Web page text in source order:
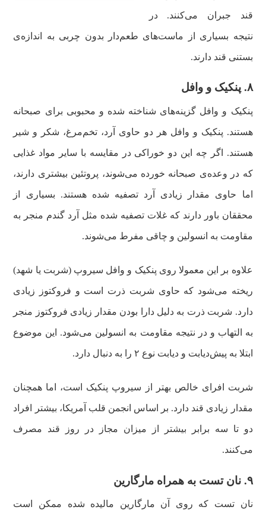
قند جبران می‌کنند‌. در
نتیجه بسیاری از ماست‌های طعم‌دار بدون چربی به اندازه‌ی
بستنی قند دارند.
۸. پنکیک و وافل
پنکیک و وافل گزینه‌های شناخته شده‌ و محبوبی برای صبحانه
هستند. پنکیک و وافل هر دو حاوی آرد، تخم‌مرغ، شکر و شیر
هستند. اگر چه این دو خوراکی در مقایسه با سایر مواد غذایی
که در وعده‌ی صبحانه خورده می‌شوند، پروتئین بیشتری دارند،
اما حاوی مقدار زیادی آرد تصفیه شده هستند. بسیاری از
محققان باور دارند که غلات تصفیه شده مثل آرد گندم منجر به
مقاومت به انسولین و چاقی مفرط می‌شوند.
علاوه بر این معمولا روی پنکیک و وافل سیروپ (شربت یا شهد)
ریخته می‌شود که حاوی شربت ذرت است و فروکتوز زیادی
دارد. شربت ذرت به دلیل دارا بودن مقدار زیادی فروکتوز منجر
به التهاب و در نتیجه مقاومت به انسولین می‌شود. این موضوع
ابتلا به پیش‌دیابت و دیابت نوع ۲ را به دنبال دارد.
شربت افرای خالص بهتر از سیروپ پنکیک است، اما همچنان
مقدار زیادی قند دارد. بر اساس انجمن قلب آمریکا، بیشتر افراد
دو تا سه برابر بیشتر از میزان مجاز در روز قند مصرف
می‌کنند.
۹. نان تست به همراه مارگارین
نان تست که روی آن مارگارین مالیده شده ممکن است